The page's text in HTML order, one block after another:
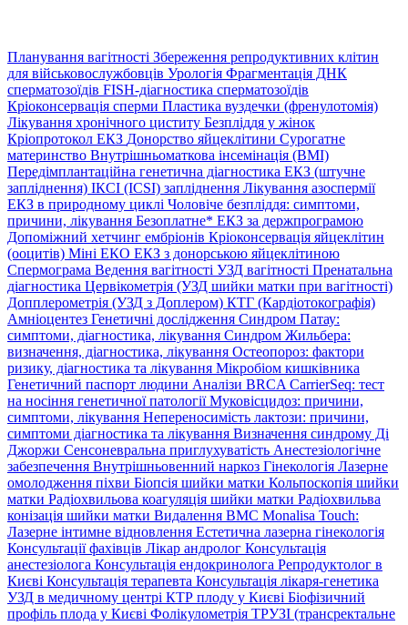
Планування вагітності Збереження репродуктивних клітин
для військовослужбовців Урологія Фрагментація ДНК
сперматозоїдів FISH-діагностика сперматозоїдів
Кріоконсервація сперми Пластика вуздечки (френулотомія)
Лікування хронічного циститу Безпліддя у жінок
Кріопротокол ЕКЗ Донорство яйцеклітини Сурогатне
материнство Внутрішньоматкова інсемінація (ВМІ)
Передімплантаційна генетична діагностика ЕКЗ (штучне
запліднення) ІКСІ (ICSI) запліднення Лікування азоспермії
ЕКЗ в природному циклі Чоловіче безпліддя: симптоми,
причини, лікування Безоплатне* ЕКЗ за держпрограмою
Допоміжний хетчинг ембріонів Кріоконсервація яйцеклітин
(ооцитів) Міні ЕКО ЕКЗ з донорською яйцеклітиною
Спермограма Ведення вагітності УЗД вагітності Пренатальна
діагностика Цервікометрія (УЗД шийки матки при вагітності)
Допплерометрія (УЗД з Доплером) КТГ (Кардіотокографія)
Амніоцентез Генетичні дослідження Синдром Патау:
симптоми, дiагностика, лiкування Синдром Жильбера:
визначення, діагностика, лікування Остеопороз: фактори
ризику, діагностика та лікування Мікробіом кишківника
Генетичний паспорт людини Аналізи BRCA CarrierSeq: тест
на носіння генетичної патологіїМуковісцидоз: причини,
симптоми, лікування Непереносимість лактози: причини,
симптоми діагностика та лікування Визначення синдрому Ді
Джоржи Сенсоневральна приглухуватість Анестезіологічне
забезпечення Внутрішньовенний наркоз Гінекологія Лазерне
омолодження піхви Біопсія шийки матки Кольпоскопія шийки
матки Радіохвильова коагуляція шийки матки Радіохвильва
конізація шийки матки Видалення ВМС Monalisa Touch:
Лазерне інтимне відновлення Естетична лазерна гінекологія
Консультації фахівців Лікар андролог Консультація
анестезіолога Консультація ендокринолога Репродуктолог в
Києві Консультація терапевта Консультація лікаря-генетика
УЗД в медичному центрі КТР плоду у Києві Біофізичний
профіль плода у Києві Фолікулометрія ТРУЗІ (трансректальне